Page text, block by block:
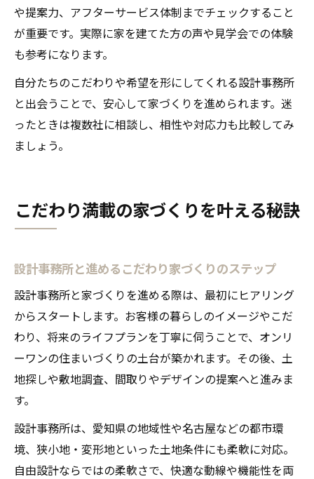
や提案力、アフターサービス体制までチェックすること
が重要です。実際に家を建てた方の声や見学会での体験
も参考になります。
自分たちのこだわりや希望を形にしてくれる設計事務所
と出会うことで、安心して家づくりを進められます。迷
ったときは複数社に相談し、相性や対応力も比較してみ
ましょう。
こだわり満載の家づくりを叶える秘訣
設計事務所と進めるこだわり家づくりのステップ
設計事務所と家づくりを進める際は、最初にヒアリング
からスタートします。お客様の暮らしのイメージやこだ
わり、将来のライフプランを丁寧に伺うことで、オンリ
ーワンの住まいづくりの土台が築かれます。その後、土
地探しや敷地調査、間取りやデザインの提案へと進みま
す。
設計事務所は、愛知県の地域性や名古屋などの都市環
境、狭小地・変形地といった土地条件にも柔軟に対応。
自由設計ならではの柔軟さで、快適な動線や機能性を両